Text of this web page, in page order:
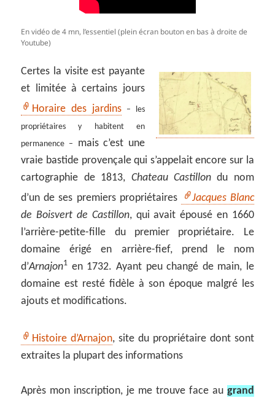
En vidéo de 4 mn, l’essentiel (plein écran bouton en bas à droite de
Youtube)
Certes la visite est payante
et limitée à certains jours
Horaire des jardins
– les
propriétaires y habitent en
permanence –
mais c’est une
vraie bastide provençale qui s’appelait encore sur la
cartographie de 1813, Chateau Castillondu nom
d’un de ses premiers propriétaires
Jacques Blanc
de Boisvert de Castillon, qui avait épousé en 1660
l’arrière-petite-fille du premier propriétaire. Le
domaine érigé en arrière-fief, prend le nom
d’Arnajon1 en 1732. Ayant peu changé de main, le
domaine est resté fidèle à son époque malgré les
ajouts et modifications.
Histoire d’Arnajon, site du propriétaire dont sont
extraites la plupart des informations
Après mon inscription, je me trouve face au grand